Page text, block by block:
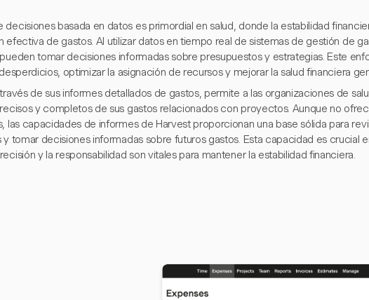
decisiones basada en datos es primordial en salud, donde la estabilidad
efectiva de gastos. Al utilizar datos en tiempo real de sistemas de gestión de
tomar decisiones informadas sobre presupuestos y estrategias. Este
optimizar la asignación de recursos y mejorar la salud financiera
de sus informes detallados de gastos, permite a las organizaciones de
y completos de sus gastos relacionados con proyectos. Aunque no
las capacidades de informes de Harvest proporcionan una base sólida para
y tomar decisiones informadas sobre futuros gastos. Esta capacidad es crucial
y la responsabilidad son vitales para mantener la estabilidad financiera.